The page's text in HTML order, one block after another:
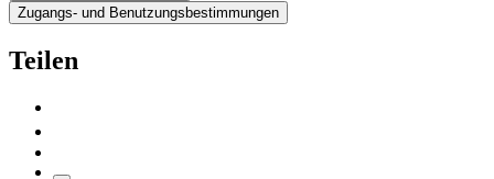
Zugangs- und Benutzungsbestimmungen
Teilen